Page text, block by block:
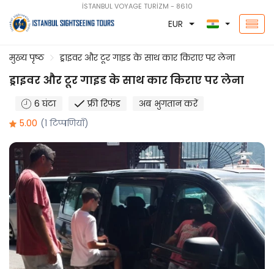
İSTANBUL VOYAGE TURİZM - 8610
EUR
मुख्य पृष्ठ ड्राइवर और टूर गाइड के साथ कार किराए पर लेना
ड्राइवर और टूर गाइड के साथ कार किराए पर लेना
6 घंटा फ्री रिफंड
अब भुगतान करें
5.00 (1 टिप्पणियाँ)